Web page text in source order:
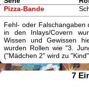
Pizza-Bande
Fehl- oder Falschangaben
in den Inlays/Covern
Wissen und Gewissen
wurden Rollen wie "3.
("Mädchen 2" wird zu
7